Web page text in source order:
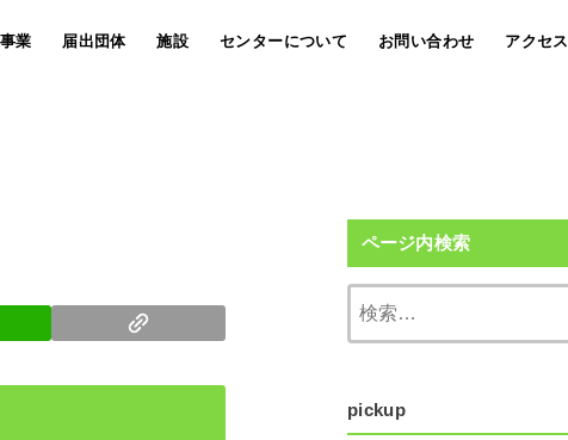
業 届出団体 施設 センターについて お問い合わせ アクセス
ページ内検索
pickup